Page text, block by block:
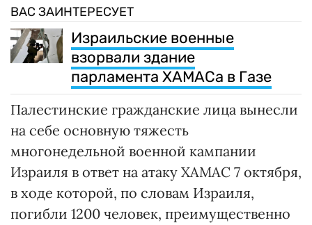
ВАС ЗАИНТЕРЕСУЕТ
Израильские военные
взорвали здание
парламента ХАМАСа в Газе
Палестинские гражданские лица вынесли
на себе основную тяжесть
многонедельной военной кампании
Израиля в ответ на атаку ХАМАС 7 октября,
в ходе которой, по словам Израиля,
погибли 1200 человек, преимущественно